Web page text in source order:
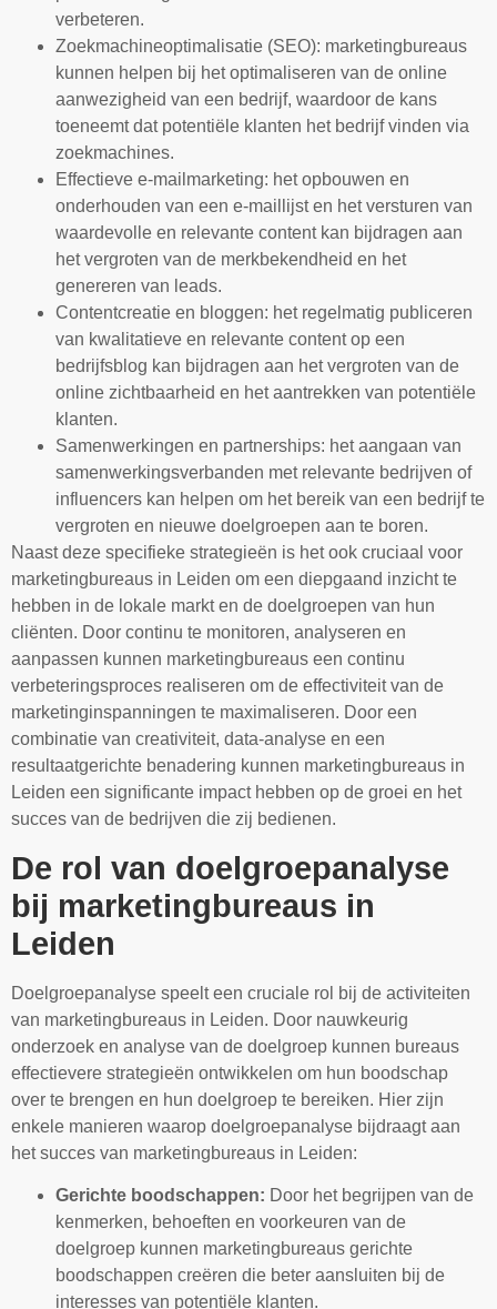
verbeteren.
Zoekmachineoptimalisatie (SEO): marketingbureaus
kunnen helpen bij het optimaliseren van de online
aanwezigheid van een bedrijf, waardoor de kans
toeneemt dat potentiële klanten het bedrijf vinden via
zoekmachines.
Effectieve e-mailmarketing: het opbouwen en
onderhouden van een e-maillijst en het versturen van
waardevolle en relevante content kan bijdragen aan
het vergroten van de merkbekendheid en het
genereren van leads.
Contentcreatie en bloggen: het regelmatig publiceren
van kwalitatieve en relevante content op een
bedrijfsblog kan bijdragen aan het vergroten van de
online zichtbaarheid en het aantrekken van potentiële
klanten.
Samenwerkingen en partnerships: het aangaan van
samenwerkingsverbanden met relevante bedrijven of
influencers kan helpen om het bereik van een bedrijf te
vergroten en nieuwe doelgroepen aan te boren.
Naast deze specifieke strategieën is het ook cruciaal voor
marketingbureaus in Leiden om een diepgaand inzicht te
hebben in de lokale markt en de doelgroepen van hun
cliënten. Door continu te monitoren, analyseren en
aanpassen kunnen marketingbureaus een continu
verbeteringsproces realiseren om de effectiviteit van de
marketinginspanningen te maximaliseren. Door een
combinatie van creativiteit, data-analyse en een
resultaatgerichte benadering kunnen marketingbureaus in
Leiden een significante impact hebben op de groei en het
succes van de bedrijven die zij bedienen.
De rol van doelgroepanalyse
bij marketingbureaus in
Leiden
Doelgroepanalyse speelt een cruciale rol bij de activiteiten
van marketingbureaus in Leiden. Door nauwkeurig
onderzoek en analyse van de doelgroep kunnen bureaus
effectievere strategieën ontwikkelen om hun boodschap
over te brengen en hun doelgroep te bereiken. Hier zijn
enkele manieren waarop doelgroepanalyse bijdraagt aan
het succes van marketingbureaus in Leiden:
Gerichte boodschappen: Door het begrijpen van de
kenmerken, behoeften en voorkeuren van de
doelgroep kunnen marketingbureaus gerichte
boodschappen creëren die beter aansluiten bij de
interesses van potentiële klanten.